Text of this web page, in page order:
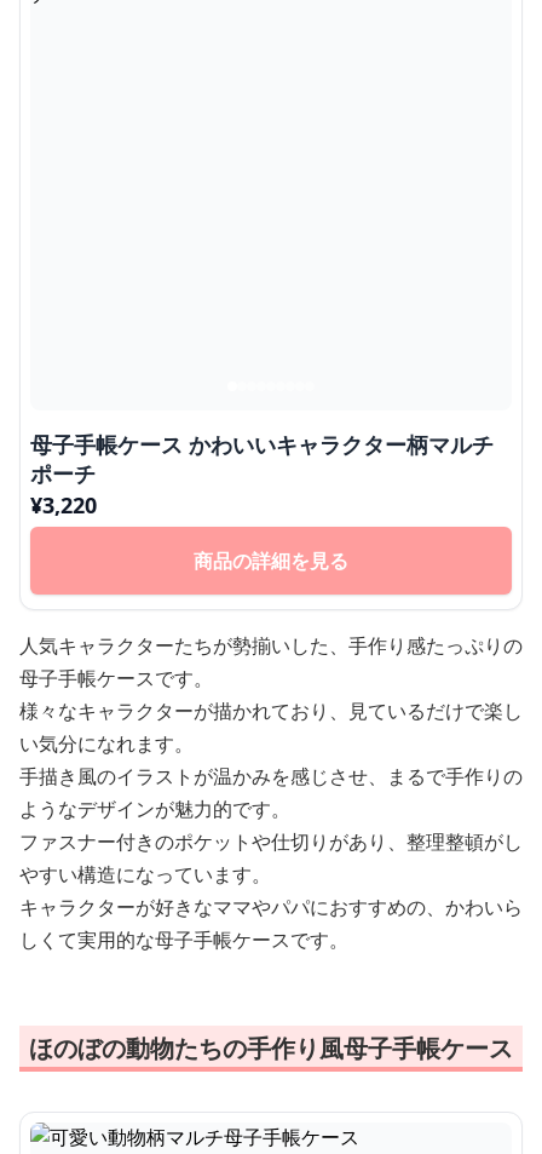
母子手帳ケース かわいいキャラクター柄マルチ
ポーチ
¥3,220
商品の詳細を見る
人気キャラクターたちが勢揃いした、手作り感たっぷりの
母子手帳ケースです。
様々なキャラクターが描かれており、見ているだけで楽し
い気分になれます。
手描き風のイラストが温かみを感じさせ、まるで手作りの
ようなデザインが魅力的です。
ファスナー付きのポケットや仕切りがあり、整理整頓がし
やすい構造になっています。
キャラクターが好きなママやパパにおすすめの、かわいら
しくて実用的な母子手帳ケースです。
ほのぼの動物たちの手作り風母子手帳ケース